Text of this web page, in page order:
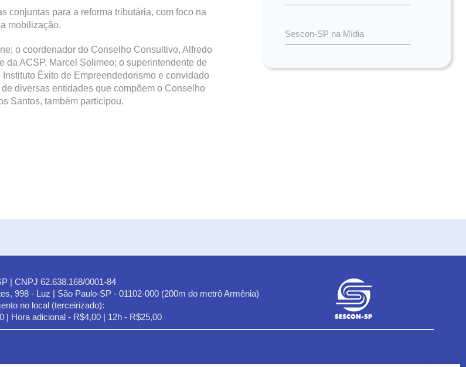
conjuntas para a reforma tributária, com foco na
mobilização.
o coordenador do Conselho Consultivo, Alfredo
da ACSP, Marcel Solimeo; o superintendente de
Êxito de Empreendedorismo e convidado
diversas entidades que compõem o Conselho
Santos, também participou.
Sescon-SP na Mídia
| CNPJ 62.638.168/0001-84
998 - Luz | São Paulo-SP - 01102-000 (200m do metrô Armênia)
no local (terceirizado):
| Hora adicional - R$4,00 | 12h - R$25,00